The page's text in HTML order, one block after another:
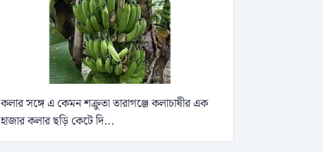
কলার সঙ্গে এ কেমন শক্রুতা তারাগঞ্জে কলাচাষীর এক
হাজার কলার ছড়ি কেটে দি...